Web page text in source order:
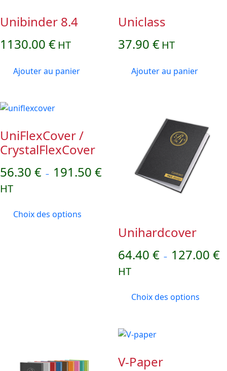
Unibinder 8.4
1130.00 € HT
Ajouter au panier
Uniclass
37.90 € HT
Ajouter au panier
UniFlexCover /
CrystalFlexCover
56.30 € – 191.50 €
HT
Choix des options
Unihardcover
64.40 € – 127.00 €
HT
Choix des options
V-Paper